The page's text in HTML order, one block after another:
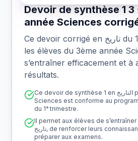
Devoir de synthèse 1 التاريخ 3ème
année Sciences
Ce devoir corrigé en تاريخ du 1ᵉ trimestre aide
les élèves du 3ème année
s’entraîner efficacement et à
résultats.
Ce devoir de synthèse 1 en التاريخ pour le 3ème année
Sciences est conforme au
du 1ᵉ trimestre.
Il permet aux élèves de
تاريخ, de renforcer leurs connaissances et de mieux se
préparer aux examens.